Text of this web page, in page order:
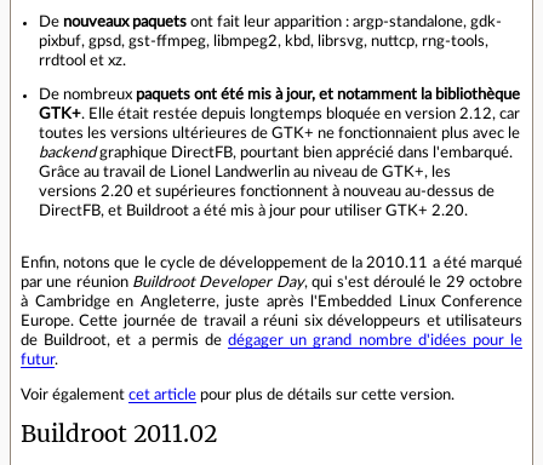
De nouveaux paquets ont fait leur apparition : argp-standalone, gdk-
pixbuf, gpsd, gst-ffmpeg, libmpeg2, kbd, librsvg, nuttcp, rng-tools,
rrdtool et xz.
De nombreux paquets ont été mis à jour, et notamment la bibliothèque
GTK+. Elle était restée depuis longtemps bloquée en version 2.12, car
toutes les versions ultérieures de GTK+ ne fonctionnaient plus avec le
backendgraphique DirectFB, pourtant bien apprécié dans l'embarqué.
Grâce au travail de Lionel Landwerlin au niveau de GTK+, les
versions 2.20 et supérieures fonctionnent à nouveau au‑dessus de
DirectFB, et Buildroot a été mis à jour pour utiliser GTK+ 2.20.
Enfin, notons que le cycle de développement de la 2010.11 a été marqué
par une réunion Buildroot Developer Day, qui s'est déroulé le 29 octobre
à Cambridge en Angleterre, juste après l'Embedded Linux Conference
Europe. Cette journée de travail a réuni six développeurs et utilisateurs
de Buildroot, et a permis de dégager un grand nombre d'idées pour le
futur.
Voir également cet article pour plus de détails sur cette version.
Buildroot 2011.02